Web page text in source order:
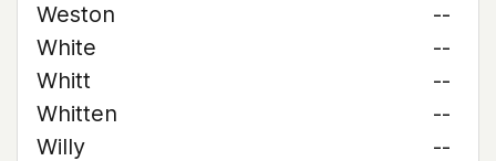
Weston
--
White
--
Whitt
--
Whitten
--
Willy
--